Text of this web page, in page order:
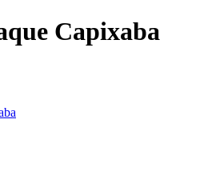
Capixaba